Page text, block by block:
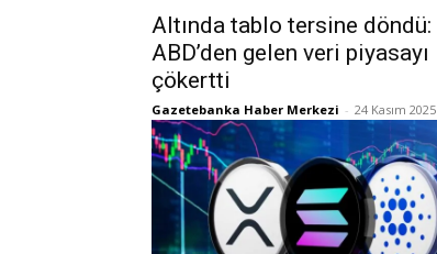
Altında tablo tersine döndü:
ABD’den gelen veri piyasayı
çökertti
Gazetebanka Haber Merkezi - 24 Kasım 2025